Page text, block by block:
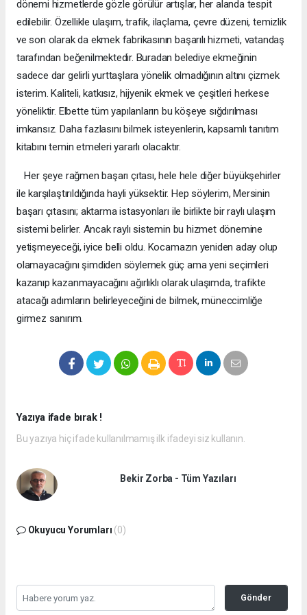
dönemi hizmetlerde gözle görülür artışlar, her alanda tespit
edilebilir. Özellikle ulaşım, trafik, ilaçlama, çevre düzeni, temizlik
ve son olarak da ekmek fabrikasının başarılı hizmeti, vatandaş
tarafından beğenilmektedir. Buradan belediye ekmeğinin
sadece dar gelirli yurttaşlara yönelik olmadığının altını çizmek
isterim. Kaliteli, katkısız, hijyenik ekmek ve çeşitleri herkese
yöneliktir. Elbette tüm yapılanların bu köşeye sığdırılması
imkansız. Daha fazlasını bilmek isteyenlerin, kapsamlı tanıtım
kitabını temin etmeleri yararlı olacaktır.
Her şeye rağmen başarı çıtası, hele hele diğer büyükşehirler
ile karşılaştırıldığında hayli yüksektir. Hep söylerim, Mersinin
başarı çıtasını; aktarma istasyonları ile birlikte bir raylı ulaşım
sistemi belirler. Ancak raylı sistemin bu hizmet dönemine
yetişmeyeceği, iyice belli oldu. Kocamazın yeniden aday olup
olamayacağını şimdiden söylemek güç ama yeni seçimleri
kazanıp kazanmayacağını ağırlıklı olarak ulaşımda, trafikte
atacağı adımların belirleyeceğini de bilmek, müneccimliğe
girmez sanırım.
Yazıya ifade bırak !
Bu yazıya hiç ifade kullanılmamış ilk ifadeyi siz kullanın.
Bekir Zorba - Tüm Yazıları
Okuyucu Yorumları (0)
Gönder